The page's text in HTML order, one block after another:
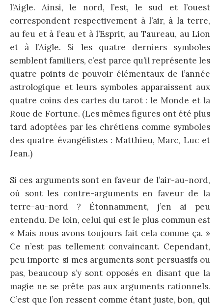
l’Aigle. Ainsi, le nord, l’est, le sud et l’ouest
correspondent respectivement à l’air, à la terre,
au feu et à l’eau et à l’Esprit, au Taureau, au Lion
et à l’Aigle. Si les quatre derniers symboles
semblent familiers, c’est parce qu’il représente les
quatre points de pouvoir élémentaux de l’année
astrologique et leurs symboles apparaissent aux
quatre coins des cartes du tarot : le Monde et la
Roue de Fortune. (Les mêmes figures ont été plus
tard adoptées par les chrétiens comme symboles
des quatre évangélistes : Matthieu, Marc, Luc et
Jean.)
Si ces arguments sont en faveur de l’air-au-nord,
où sont les contre-arguments en faveur de la
terre-au-nord ? Étonnamment, j’en ai peu
entendu. De loin, celui qui est le plus commun est
« Mais nous avons toujours fait cela comme ça. »
Ce n’est pas tellement convaincant. Cependant,
peu importe si mes arguments sont persuasifs ou
pas, beaucoup s’y sont opposés en disant que la
magie ne se prête pas aux arguments rationnels.
C’est que l’on ressent comme étant juste, bon, qui